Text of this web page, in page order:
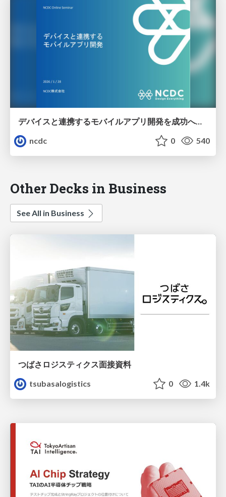
デバイスと連携するモバイルアプリ開発を成功へ導くポイント
ncdc
0 540
Other Decks in Business
See All in Business
つばさロジスティクス面接資料
tsubasalogistics
0 1.4k